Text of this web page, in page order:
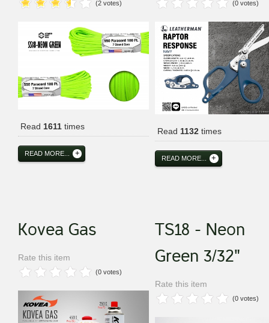
(2 votes)
Read 1611 times
READ MORE...
(0 votes)
Read 1132times
READ MORE...
Kovea Gas
Rate this item
(0 votes)
TS18 - Neon
Green 3/32"
Rate this item
(0 votes)